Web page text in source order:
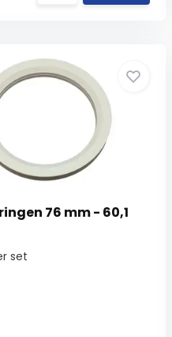
76 mm - 60,1
set